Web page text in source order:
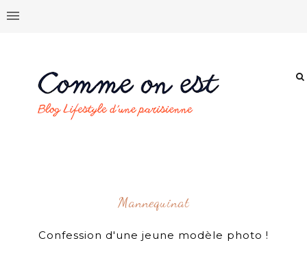
Mannequinat
Confession d'une jeune modèle photo !